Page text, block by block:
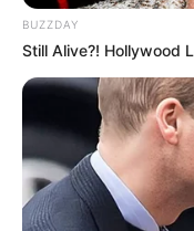
BUZZDAY
Still Alive?! Hollywood